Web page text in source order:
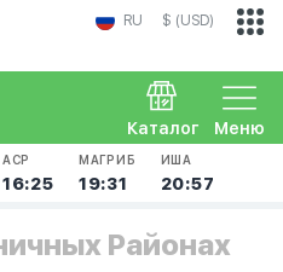
RU $ (USD)
Меню
Каталог
АСР
16:25
МАГРИБ
19:31
ИША
20:57
Районах